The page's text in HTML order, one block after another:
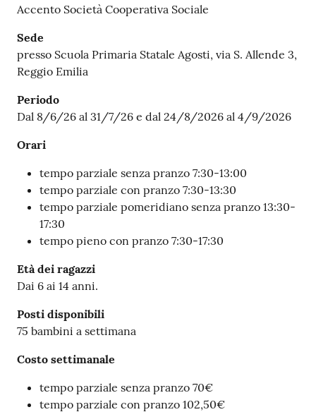
T
u
r
i
m
o
Seguici
su
Accento Società Cooperativa Sociale
Sede
presso Scuola Primaria Statale Agosti, via S. Allende 3,
Reggio Emilia
Periodo
Dal 8/6/26 al 31/7/26 e dal 24/8/2026 al 4/9/2026
Orari
tempo parziale senza pranzo 7:30-13:00
tempo parziale con pranzo 7:30-13:30
tempo parziale pomeridiano senza pranzo 13:30-
17:30
tempo pieno con pranzo 7:30-17:30
Età dei ragazzi
Dai 6 ai 14 anni.
Posti disponibili
75 bambini a settimana
Costo settimanale
tempo parziale senza pranzo 70€
tempo parziale con pranzo 102,50€